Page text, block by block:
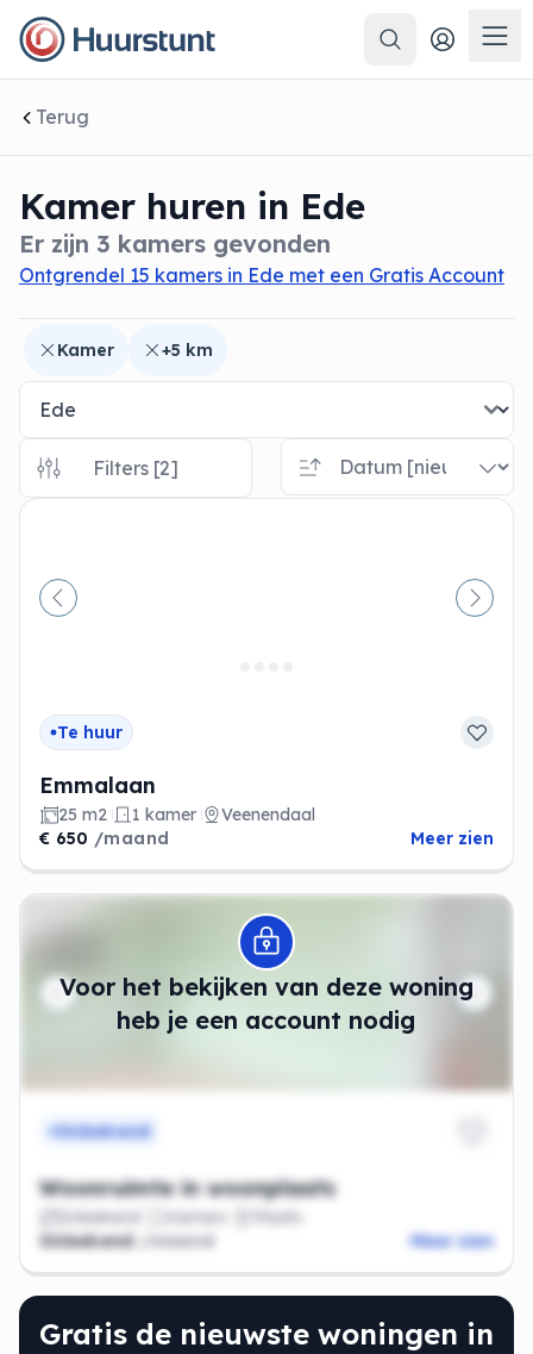
Zoeken
Terug
Kamer huren in Ede
Er zijn 3 kamers gevonden
Ontgrendel 15 kamers in Ede met een Gratis Account
sluiten
Kamer +5 km
Filters [2]
Vorige
Te huur
Emmalaan
25 m2 1 kamer
Veenendaal
€ 650 /maand Meer zien
Voor het bekijken van deze woning
heb je een account nodig
Modal openen
Onbekend
Woonruimte in woonplaats
Onbekend Kamers
Plaats
Onbekend
/maand Meer zien
Gratis de nieuwste woningen in